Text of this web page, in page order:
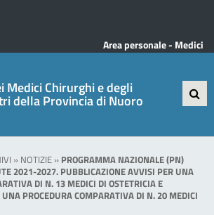
Area personale - Medici
Medici Chirurghi e degli
della Provincia di Nuoro
» NOTIZIE » PROGRAMMA NAZIONALE (PN)
2021-2027. PUBBLICAZIONE AVVISI PER UNA
DI N. 13 MEDICI DI OSTETRICIA E
UNA PROCEDURA COMPARATIVA DI N. 20 MEDICI